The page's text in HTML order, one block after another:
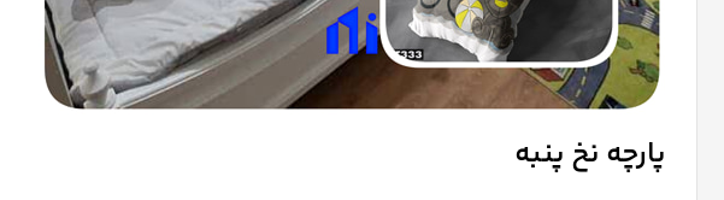
پارچه نخ پنبه